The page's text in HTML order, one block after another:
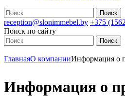
reception@slonimmebel.by +375
Поиск по сайту
ГлавнаяО компанииИнформация о
Информация о